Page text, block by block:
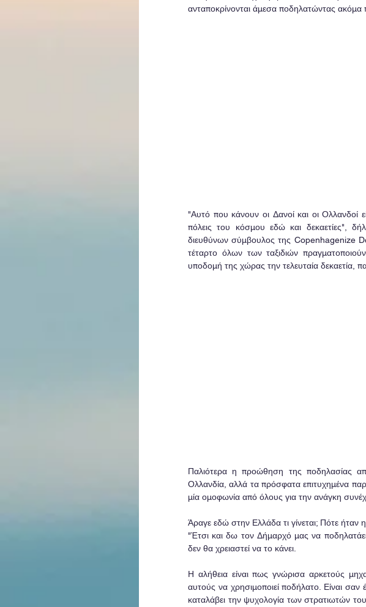
ανταποκρίνονται άμεσα ποδηλατώντας ακόμα
"Αυτό που κάνουν οι Δανοί και οι Ολλανδοί
πόλεις του κόσμου εδώ και δεκαετίες",
διευθύνων σύμβουλος της Copenhagenize
τέταρτο όλων των ταξιδιών
υποδομή της χώρας την τελευταία δεκαετία,
Παλιότερα η προώθηση της ποδηλασίας
Ολλανδία, αλλά τα πρόσφατα επιτυχημένα
μία ομοφωνία από όλους για την ανάγκη
Άραγε εδώ στην Ελλάδα τι γίνεται; Πότε ήταν
"Έτσι και δω τον Δήμαρχό μας να
δεν θα χρειαστεί να το κάνει.
Η αλήθεια είναι πως γνώρισα αρκετούς
αυτούς να χρησιμοποιεί ποδήλατο. Είναι σαν
καταλάβει την ψυχολογία των στρατιωτών